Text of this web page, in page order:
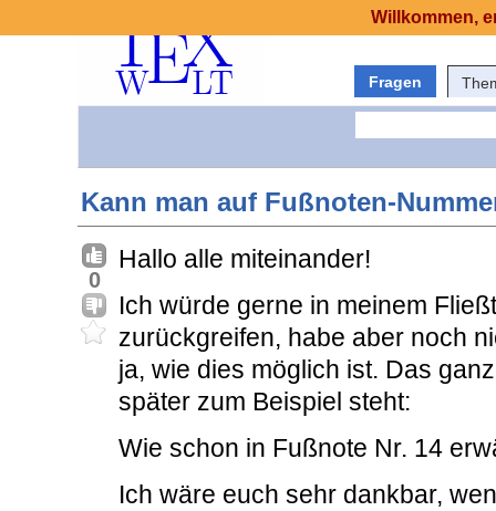
Fragen
Kann man auf Fußnoten-
0
Hallo alle miteinander!
Ich würde gerne in meinem
zurückgreifen, habe aber noch
ja, wie dies möglich ist. Das
später zum Beispiel steht:
Wie schon in Fußnote Nr. 14
Ich wäre euch sehr dankbar,
Willkommen,